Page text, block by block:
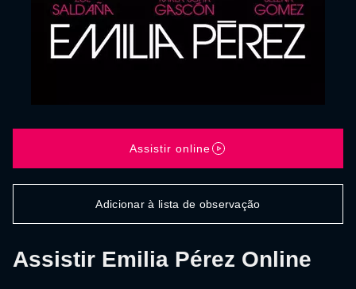
Assistir Emilia Pérez Online
Assistir online
Adicionar à lista de observação